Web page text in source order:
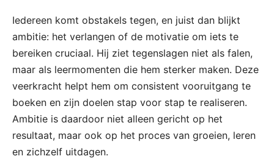
Iedereen komt obstakels tegen, en juist dan blijkt
ambitie: het verlangen of de motivatie om iets te
bereiken cruciaal. Hij ziet tegenslagen niet als falen,
maar als leermomenten die hem sterker maken. Deze
veerkracht helpt hem om consistent vooruitgang te
boeken en zijn doelen stap voor stap te realiseren.
Ambitie is daardoor niet alleen gericht op het
resultaat, maar ook op het proces van groeien, leren
en zichzelf uitdagen.